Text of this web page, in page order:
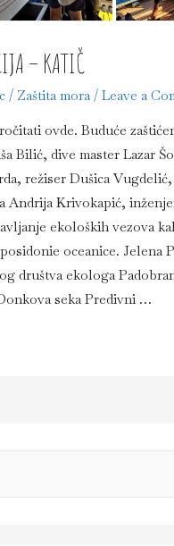
– KATIČ
/ Zaštita mora /Leave a
ovde. Buduće
Bilić, dive master Lazar
režiser Dušica Vugdelić,
Andrija Krivokapić,
ekoloških vezova
oceanice. Jelena
društva ekologa
seka Predivni …